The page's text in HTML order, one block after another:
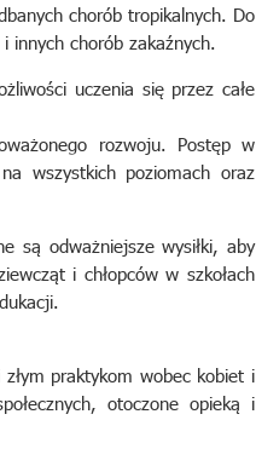
chorób tropikalnych. Do
innych chorób zakaźnych.
uczenia się przez całe
rozwoju. Postęp w
wszystkich poziomach oraz
są odważniejsze wysiłki, aby
i chłopców w szkołach
praktykom wobec kobiet i
otoczone opieką i